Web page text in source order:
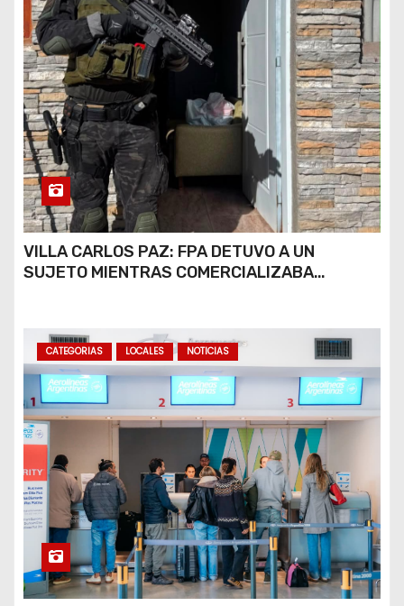
VILLA CARLOS PAZ: FPA DETUVO A UN
SUJETO MIENTRAS COMERCIALIZABA
CATEGORIAS LOCALES NOTICIAS